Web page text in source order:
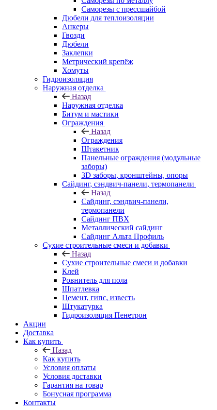
Саморезы с прессшайбой
Дюбели для теплоизоляции
Анкеры
Гвозди
Дюбели
Заклепки
Метрический крепёж
Хомуты
Гидроизоляция
Наружная отделка
Назад
Наружная отделка
Битум и мастики
Ограждения
Назад
Ограждения
Штакетник
Панельные ограждения (модульные
заборы)
3D заборы, кронштейны, опоры
Cайдинг, сэндвич-панели, термопанели
Назад
Cайдинг, сэндвич-панели,
термопанели
Сайдинг ПВХ
Металлический сайдинг
Сайдинг Альта Профиль
Сухие строительные смеси и добавки
Назад
Сухие строительные смеси и добавки
Клей
Ровнитель для пола
Шпатлевка
Цемент, гипс, известь
Штукатурка
Гидроизоляция Пенетрон
Акции
Доставка
Как купить
Назад
Как купить
Условия оплаты
Условия доставки
Гарантия на товар
Бонусная программа
Контакты